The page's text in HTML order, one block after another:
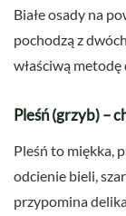
Białe osady na
pochodzą z
właściwą metodę
Pleśń (grzyb) –
Pleśń to miękka,
odcienie bieli,
przypomina